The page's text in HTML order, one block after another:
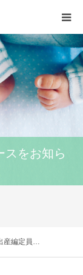
スをお知ら
産編定員…